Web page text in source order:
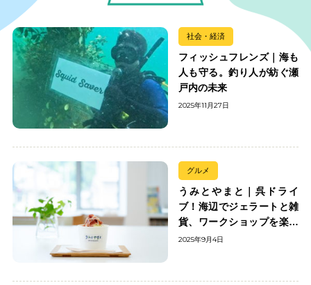
社会・経済
フィッシュフレンズ｜海も
人も守る。釣り人が紡ぐ瀬
戸内の未来
2025年11月27日
グルメ
うみとやまと｜呉ドライ
ブ！海辺でジェラートと雑
貨、ワークショップを楽し
む
2025年9月4日